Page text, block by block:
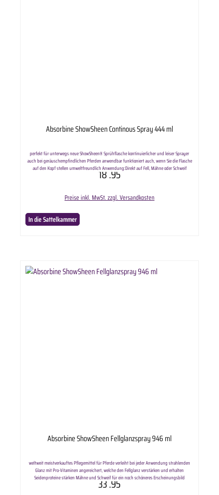
Absorbine ShowSheen Continous Spray 444 ml
perfekt für unterwegs neue ShowSheen® Sprühflasche kontinuierlicher und leiser Sprayer
auch bei geräuschempfindlichen Pferden anwendbar funktioniert auch, wenn Sie die Flasche
auf den Kopf stellen umweltfreundlich Anwendung:Direkt auf Fell, Mähne oder Schweif
aufsprühen - einwirken lassen - danach durchbürsten - Sattel- und Gamaschenlage
18.95
Preise inkl. MwSt. zzgl. Versandkosten
In die Sattelkammer
Absorbine ShowSheen Fellglanzspray 946 ml
weltweit meistverkauftes Pflegemittel für Pferde verleiht bei jeder Anwendung strahlenden
Glanz mit Pro-Vitaminen angereichert, welche den Fellglanz verstärken und erhalten
Seidenproteine stärken Mähne und Schweif für ein noch schöneres Erscheinungsbild
beruhigender Duft von Jasmin und Sandelholz optimiert Anwendung:Direkt auf Fell, Mähne
33.95